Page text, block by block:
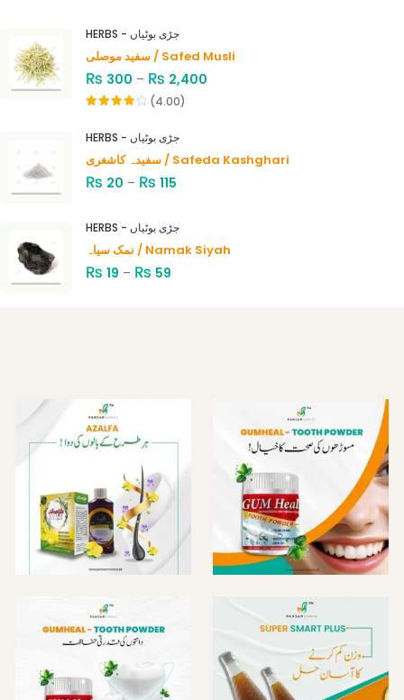
HERBS - جڑی بوٹیاں
سفید موصلی / Safed Musli
₨ 300 – ₨ 2,400
of 5
(4.00)
HERBS - جڑی بوٹیاں
سفیدہ کاشغری / Safeda Kashghari
₨ 20 – ₨ 115
HERBS - جڑی بوٹیاں
نمک سیاہ / Namak Siyah
₨ 19 – ₨ 59